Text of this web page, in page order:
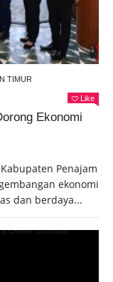
TIMUR
Like
Ekonomi
Penajam
ekonomi
dan berdaya...